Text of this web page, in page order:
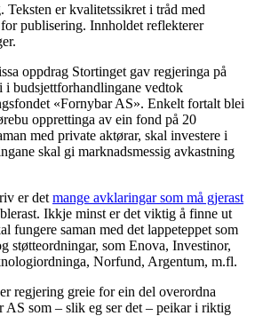
Teksten er kvalitetssikret i tråd med
publisering. Innholdet reflekterer
oppdrag Stortinget gav regjeringa på
i budsjettforhandlingane vedtok
«Fornybar AS». Enkelt fortalt blei
opprettinga av ein fond på 20
med private aktørar, skal investere i
skal gi marknadsmessig avkastning
er det mange avklaringar som må gjerast
Ikkje minst er det viktig å finne ut
fungere saman med det lappeteppet som
støtteordningar, som Enova, Investinor,
Norfund, Argentum, m.fl.
regjering greie for ein del overordna
AS som – slik eg ser det – peikar i riktig